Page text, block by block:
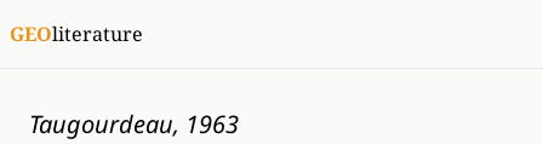
GEOliterature
Taugourdeau, 1963